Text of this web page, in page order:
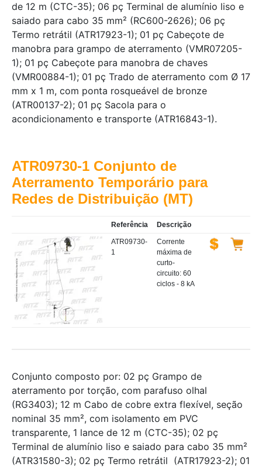
de 12 m (CTC-35); 06 pç Terminal de alumínio liso e
saiado para cabo 35 mm² (RC600-2626); 06 pç
Termo retrátil (ATR17923-1); 01 pç Cabeçote de
manobra para grampo de aterramento (VMR07205-
1); 01 pç Cabeçote para manobra de chaves
(VMR00884-1); 01 pç Trado de aterramento com Ø 17
mm x 1 m, com ponta rosqueável de bronze
(ATR00137-2); 01 pç Sacola para o
acondicionamento e transporte (ATR16843-1).
ATR09730-1 Conjunto de
Aterramento Temporário para
Redes de Distribuição (MT)
Referência Descrição
ATR09730-
1
Corrente
máxima de
curto-
circuito: 60
ciclos - 8 kA
Conjunto composto por: 02 pç Grampo de
aterramento por torção, com parafuso olhal
(RG3403); 12 m Cabo de cobre extra flexível, seção
nominal 35 mm², com isolamento em PVC
transparente, 1 lance de 12 m (CTC-35); 02 pç
Terminal de alumínio liso e saiado para cabo 35 mm²
(ATR31580-3); 02 pç Termo retrátil (ATR17923-2); 01